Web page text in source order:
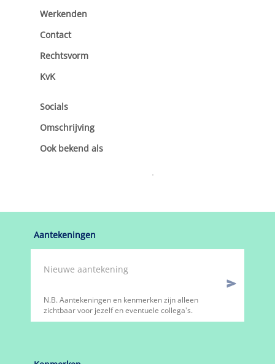
Werkenden
Contact
Rechtsvorm
KvK
Socials
Omschrijving
Ook bekend als
Aantekeningen
N.B. Aantekeningen en kenmerken zijn alleen
zichtbaar voor jezelf en eventuele collega's.